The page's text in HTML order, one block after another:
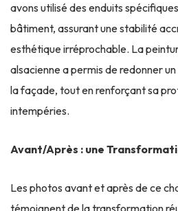
avons utilisé des enduits
bâtiment, assurant une stabilité
esthétique irréprochable. La
alsacienne a permis de redonner
la façade, tout en renforçant sa
intempéries.
Avant/Après : une
Les photos avant et après de ce